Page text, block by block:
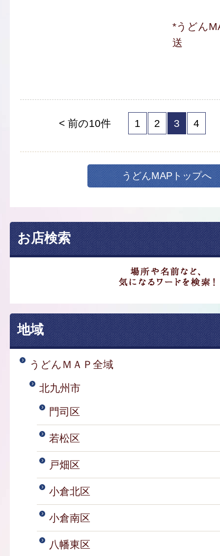
*うどん
送
< 前の10件 1 2 3 4
うどんMAPトップへ
お店検索
地域
うどんＭＡＰ全域
北九州市
門司区
若松区
戸畑区
小倉北区
小倉南区
八幡東区